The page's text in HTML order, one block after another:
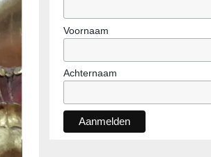
Voornaam
Achternaam